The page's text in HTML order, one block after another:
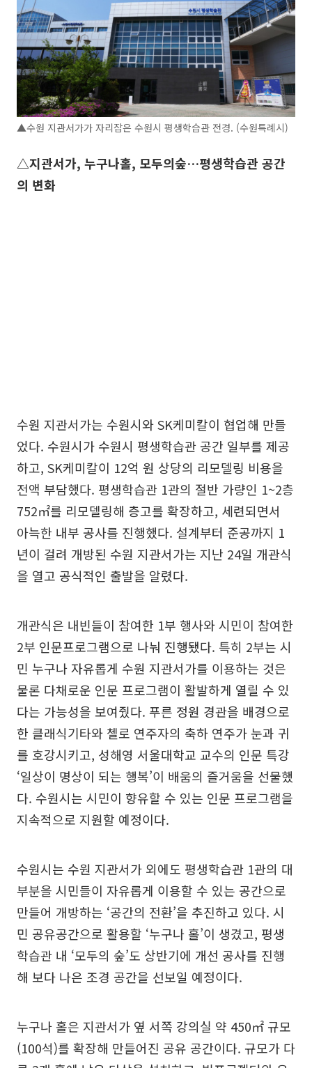
▲수원 지관서가가 자리잡은 수원시 평생학습관 전경. (수원특례시)
△지관서가, 누구나홀, 모두의숲…평생학습관 공간
의 변화
수원 지관서가는 수원시와 SK케미칼이 협업해 만들
었다. 수원시가 수원시 평생학습관 공간 일부를 제공
하고, SK케미칼이 12억 원 상당의 리모델링 비용을
전액 부담했다. 평생학습관 1관의 절반 가량인 1~2층
752㎡를 리모델링해 층고를 확장하고, 세련되면서
아늑한 내부 공사를 진행했다. 설계부터 준공까지 1
년이 걸려 개방된 수원 지관서가는 지난 24일 개관식
을 열고 공식적인 출발을 알렸다.
개관식은 내빈들이 참여한 1부 행사와 시민이 참여한
2부 인문프로그램으로 나눠 진행됐다. 특히 2부는 시
민 누구나 자유롭게 수원 지관서가를 이용하는 것은
물론 다채로운 인문 프로그램이 활발하게 열릴 수 있
다는 가능성을 보여줬다. 푸른 정원 경관을 배경으로
한 클래식기타와 첼로 연주자의 축하 연주가 눈과 귀
를 호강시키고, 성해영 서울대학교 교수의 인문 특강
‘일상이 명상이 되는 행복’이 배움의 즐거움을 선물했
다. 수원시는 시민이 향유할 수 있는 인문 프로그램을
지속적으로 지원할 예정이다.
수원시는 수원 지관서가 외에도 평생학습관 1관의 대
부분을 시민들이 자유롭게 이용할 수 있는 공간으로
만들어 개방하는 ‘공간의 전환’을 추진하고 있다. 시
민 공유공간으로 활용할 ‘누구나 홀’이 생겼고, 평생
학습관 내 ‘모두의 숲’도 상반기에 개선 공사를 진행
해 보다 나은 조경 공간을 선보일 예정이다.
누구나 홀은 지관서가 옆 서쪽 강의실 약 450㎡ 규모
(100석)를 확장해 만들어진 공유 공간이다. 규모가 다